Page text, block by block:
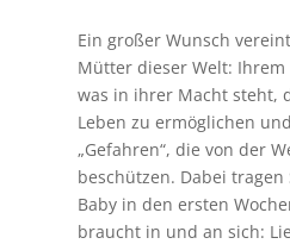
Ein großer Wunsch
Mütter dieser Welt:
was in ihrer Macht steht,
Leben zu ermöglichen
„Gefahren“, die von der
beschützen. Dabei tragen
Baby in den ersten
braucht in und an sich: